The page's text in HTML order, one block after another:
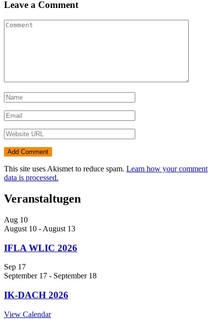
Leave a Comment
This site uses Akismet to reduce spam. Learn how your comment
data is processed.
Veranstaltugen
Aug 10
August 10 - August 13
IFLA WLIC 2026
Sep 17
September 17 - September 18
IK-DACH 2026
View Calendar